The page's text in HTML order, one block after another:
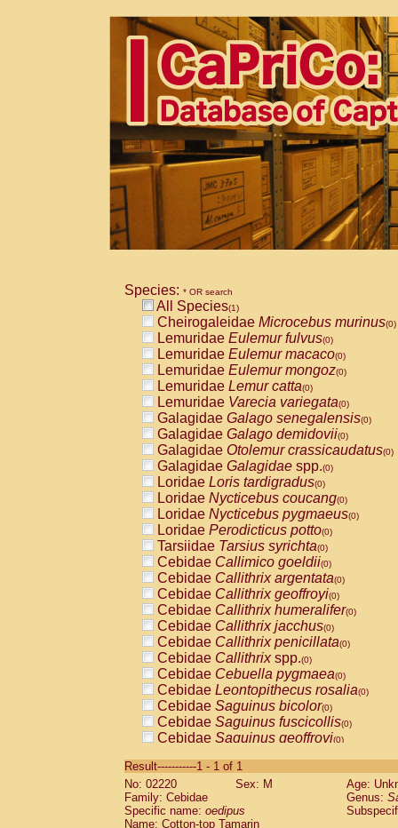
Species: * OR search
All Species(1)
Cheirogaleidae Microcebus murinus(0)
Lemuridae Eulemur fulvus(0)
Lemuridae Eulemur macaco(0)
Lemuridae Eulemur mongoz(0)
Lemuridae Lemur catta(0)
Lemuridae Varecia variegata(0)
Galagidae Galago senegalensis(0)
Galagidae Galago demidovii(0)
Galagidae Otolemur crassicaudatus(0)
Galagidae Galagidae spp.(0)
Loridae Loris tardigradus(0)
Loridae Nycticebus coucang(0)
Loridae Nycticebus pygmaeus(0)
Loridae Perodicticus potto(0)
Tarsiidae Tarsius syrichta(0)
Cebidae Callimico goeldii(0)
Cebidae Callithrix argentata(0)
Cebidae Callithrix geoffroyi(0)
Cebidae Callithrix humeralifer(0)
Cebidae Callithrix jacchus(0)
Cebidae Callithrix penicillata(0)
Cebidae Callithrixspp.(0)
Cebidae Cebuella pygmaea(0)
Cebidae Leontopithecus rosalia(0)
Cebidae Saguinus bicolor(0)
Cebidae Saguinus fuscicollis(0)
Cebidae Saguinus geoffroyi(0)
CebidaeSaguinus labiatus(0)
Cebidae Saguinus leucopus (0)
Cebidae
CebidaeSaguinus mystax
Result-----------1 - 1 of 1
No: 02220
Sex: M
Age:
Family: Cebidae
Genus:
Specific name: oedipus
Name: Cotton-top Tamarin